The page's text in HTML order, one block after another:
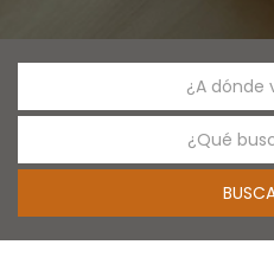
¿A dónde
¿Qué